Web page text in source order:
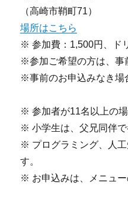
（高崎市鞘町71）
場所はこちら
※ 参加費：1,500円、ド
※参加ご希望の方は、事
※事前のお申込みなき場
※ 参加者が11名以上の
※ 小学生は、父兄同伴で
※ プログラミング、人
す。
※ お申込みは、メニュー